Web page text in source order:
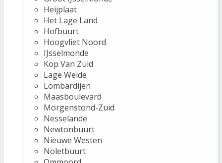
Heijplaat
Het Lage Land
Hofbuurt
Hoogvliet Noord
IJsselmonde
Kop Van Zuid
Lage Weide
Lombardijen
Maasboulevard
Morgenstond-Zuid
Nesselande
Newtonbuurt
Nieuwe Westen
Noletbuurt